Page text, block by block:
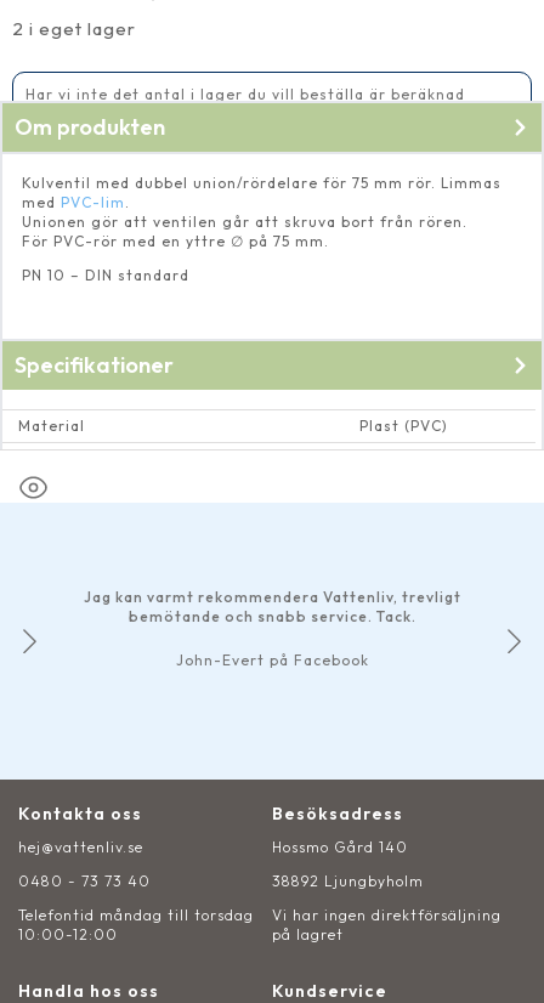
2 i eget lager
75
mm
Har vi inte det antal i lager du vill beställa är beräknad
Om produkten
Kulventil med dubbel union/rördelare för 75 mm rör. Limmas
med PVC-lim .
Unionen gör att ventilen går att skruva bort från rören.
För PVC-rör med en yttre ∅ på 75 mm.
PN 10 – DIN standard
Specifikationer
Material
Plast (PVC)
Jag kan varmt rekommendera Vattenliv, trevligt
bemötande och snabb service. Tack.
John-Evert på Facebook
Kontakta oss
hej@vattenliv.se
0480 - 73 73 40
Telefontid måndag till torsdag
10:00-12:00
Besöksadress
Hossmo Gård 140
38892 Ljungbyholm
Vi har ingen direktförsäljning
på lagret
Handla hos oss Kundservice